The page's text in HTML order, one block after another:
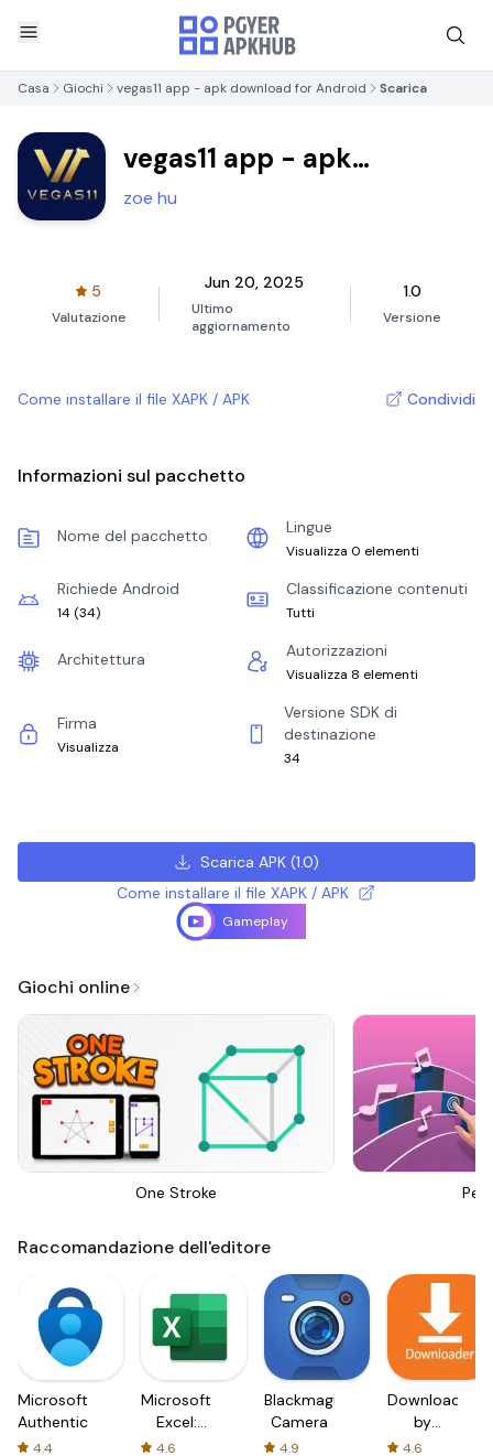
Casa Giochi vegas11 app - apk download for Android Scarica
vegas11 app - apk
download for Android
zoe hu
5
Valutazione
Jun 20, 2025
Ultimo
aggiornamento
1.0
Versione
Come installare il file XAPK / APK Condividi
Informazioni sul pacchetto
Nome del pacchetto Lingue
Visualizza 0 elementi
Richiede Android
14 (34)
Classificazione contenuti
Tutti
Architettura Autorizzazioni
Visualizza 8 elementi
Firma
Visualizza
Versione SDK di
destinazione
34
Scarica APK(1.0)
Come installare il file XAPK / APK
Gameplay
Giochi online
One Stroke
Raccomandazione dell'editore
Microsoft
Authenticator
4.4
Microsoft
Excel:
Spreadsheets
4.6
Blackmagic
Camera
4.9
Downloader
by
AFTVnews
4.6